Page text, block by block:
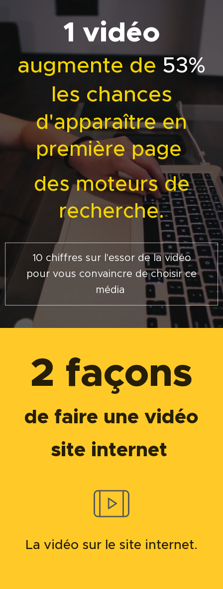
1 vidéo
augmente de53%
les chances
d'apparaître en
première page
des moteurs de
recherche.
10 chiffres sur l'essor de la vidéo
pour vous convaincre de choisir ce
média
2 façons
de faire une vidéo
site internet
La vidéo sur le site internet.